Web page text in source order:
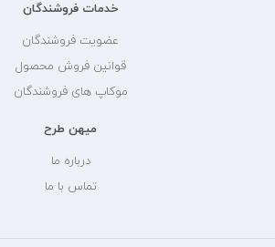
خدمات فروشندگان
عضویت فروشندگان
قوانین فروش محصول
موکاپ های فروشندگان
میهن طرح
درباره ما
تماس با ما